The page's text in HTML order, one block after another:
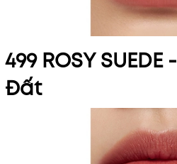
499 ROSY SUEDE -
Đất